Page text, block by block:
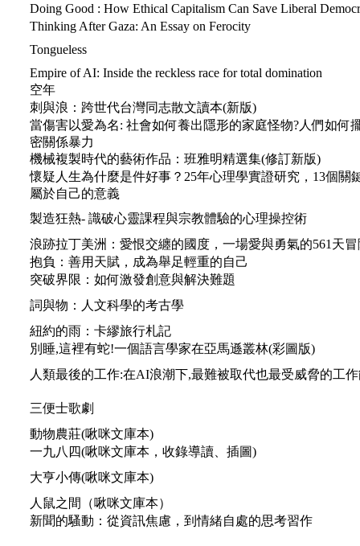
Doing Good : How Ethical Capitalism Can Save Liberal
Thinking After Gaza: An Essay on Ferocity
Tongueless
Empire of AI: Inside the reckless race for total domination
空年
刺與浪：跨世代台灣同志散文讀本(新版)
當傷害以愛為名: 社會如何養出隱形的家庭怪物?人們如何
密關係暴力
機械複製時代的藝術作品：班雅明精選集(修訂新版)
懷疑人生為什麼是件好事？25年心理學實證研究，13個關
屬於自己的意義
製造狂熱- 識破心靈課程與宗教體驗的心理操控術
浪跡拉丁美洲：愛恨交纏的國度，一場愛與勇氣的561天
抱負：善用天賦，成為舉足輕重的自己
突破界限：如何激發創意與解決難題
詞與物：人文科學的考古學
紐約的雨：卡繆旅行札記
別睡,這裡有蛇!一個語言學家在亞馬遜叢林(彩圖版)
人類最後的工作:在AI浪潮下,最難被取代也最受威脅的工
三便士歌劇
動物農莊(啾咪文庫本)
一九八四(啾咪文庫本，收錄導讀、插圖)
大亨小傳(啾咪文庫本)
人鼠之間（啾咪文庫本）
新聞的騷動：從資訊焦慮，到情緒自處的思考習作